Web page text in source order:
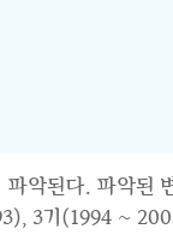
악된다. 파악된
3기(1994 ~